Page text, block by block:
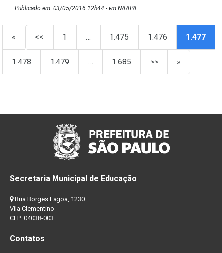
Publicado em: 03/05/2016 12h44 - em NAAPA
« << 1 … 1.475 1.476 1.477
1.478 1.479 … 1.685 >> »
Secretaria Municipal de Educação
Rua Borges Lagoa, 1230
Vila Clementino
CEP: 04038-003
Contatos